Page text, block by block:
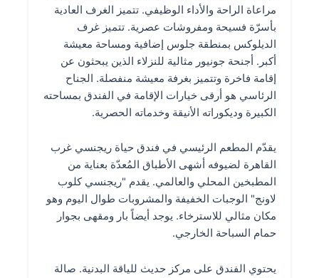
مراعاة الراحة والأداء الوظيفي. تتميز الغرف العادية
بأسرّة فسيحة ومفروشات عصرية. تتميز غرف
الديلوكس بمنطقة جلوس إضافية ومساحة معيشة
أكبر. أجنحة جونيور مثالية للنزلاء الذين يبحثون عن
إقامة فاخرة وتتميز بغرفة معيشة منفصلة. الجناح
الرئاسي هو أرقى خيارات الإقامة في الفندق بمساحته
الكبيرة وديكوراته الأنيقة وخدماته الحصرية.
يقدّم المطعم الرئيسي في فندق حياة ريجنسي غرب
القاهرة لضيوفه أشهى الأطباق المُعدّة بعناية من
المطبخين المحلي والعالمي. يقدم "ريجنسي كلوب
لاونج" الوجبات الخفيفة والمشروبات طوال اليوم وهو
مكان مثالي للاسترخاء. يوجد أيضاً بار ومقهى بجوار
حمام السباحة الخارجي.
يحتوي الفندق على مركز حديث للياقة البدنية. صالة